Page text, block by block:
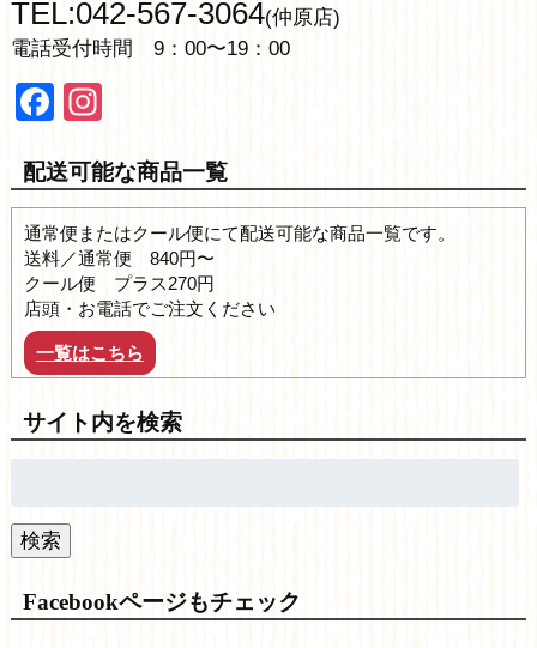
TEL:042-567-3064(仲原店)
電話受付時間 9：00〜19：00
Facebook
配送可能な商品一覧
通常便またはクール便にて配送可能な商品一覧です。
送料／通常便 840円〜
クール便 プラス270円
店頭・お電話でご注文ください
一覧はこちら
サイト内を検索
検索
Facebookページもチェック